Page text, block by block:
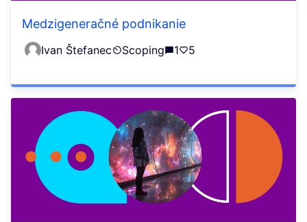
Medzigeneračné podnikanie
Ivan Štefanec Scoping 1 5